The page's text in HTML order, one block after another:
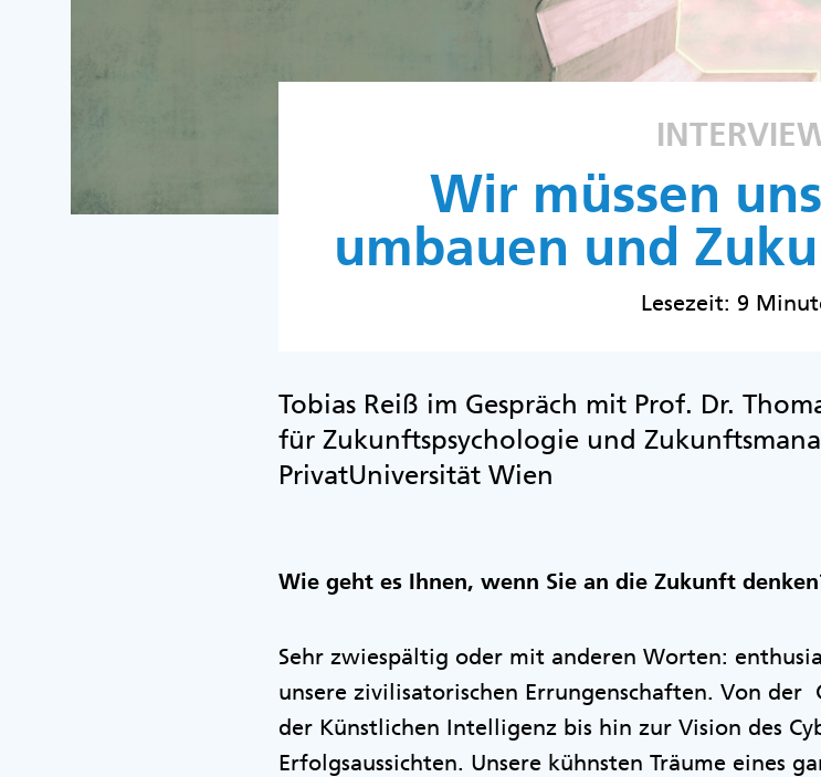
Wir müssen
umbauen und
Lesezeit: 9
Tobias Reiß im Gespräch mit Prof. Dr.
für Zukunftspsychologie und
PrivatUniversität Wien
Wie geht es Ihnen, wenn Sie an die Zukunft
Sehr zwiespältig oder mit anderen Worten:
unsere zivilisatorischen Errungenschaften. Von der
der Künstlichen Intelligenz bis hin zur Vision des
Erfolgsaussichten. Unsere kühnsten Träume eines